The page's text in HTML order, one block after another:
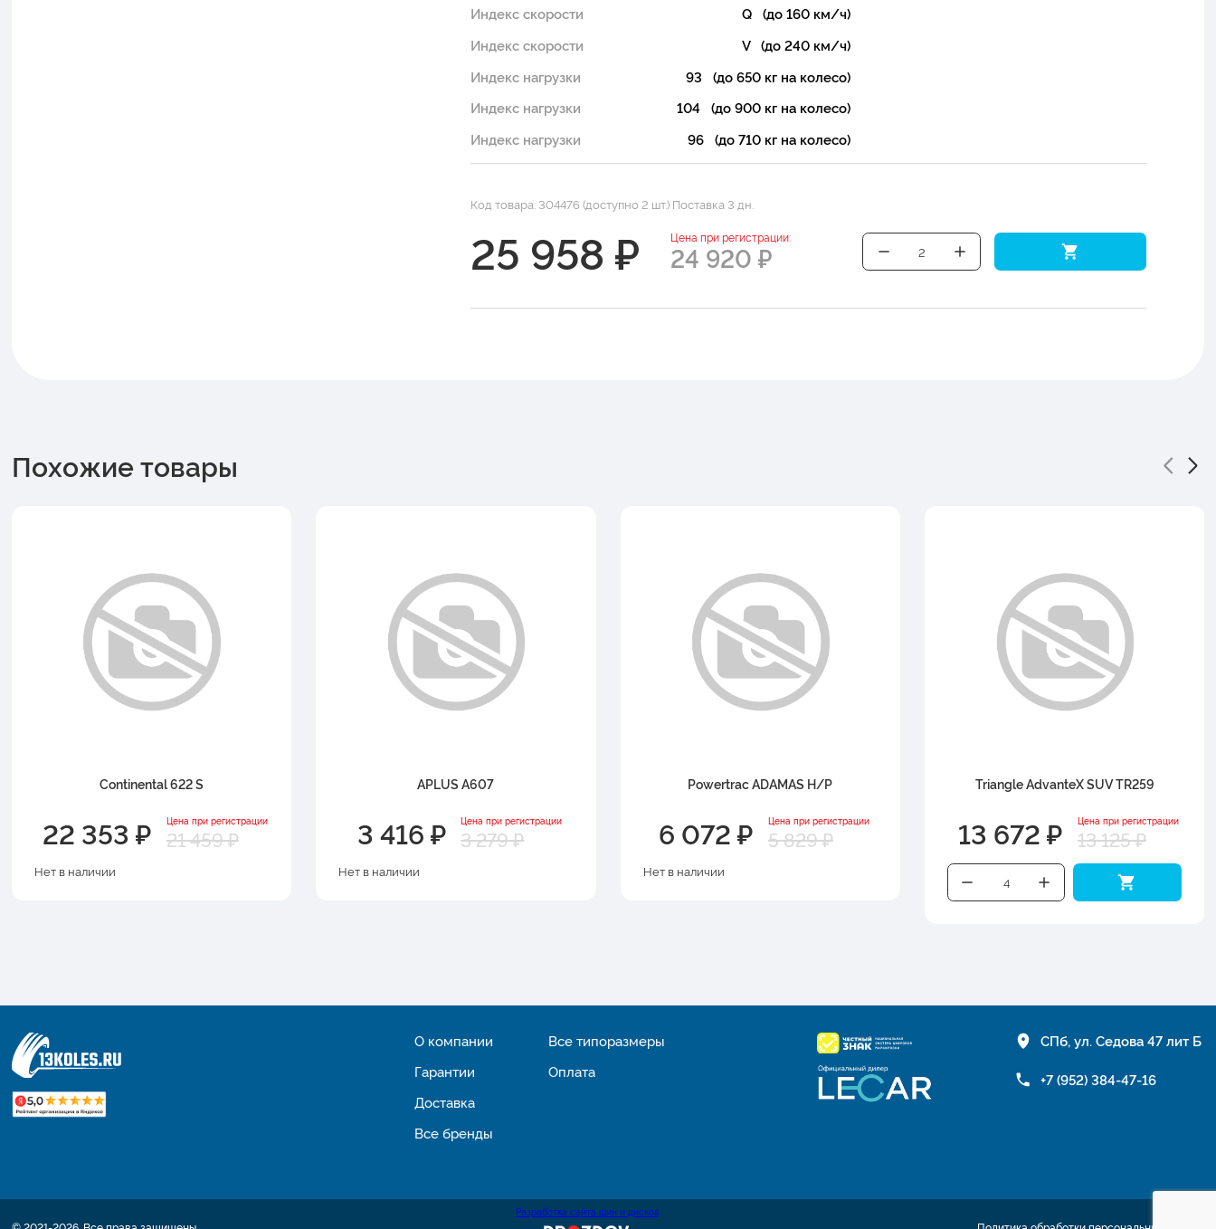
Индекс скорости
Q (до 160 км/ч)
Индекс скорости
V (до 240 км/ч)
Индекс нагрузки
93 (до 650 кг на колесо)
Индекс нагрузки
104 (до 900 кг на колесо)
Индекс нагрузки
96 (до 710 кг на колесо)
Код товара: 304476 (доступно 2 шт.) Поставка 3 дн.
25 958 ₽ Цена при регистрации:
24 920 ₽
Похожие товары
Continental 622 S
22 353 ₽ Цена при регистрации
21 459 ₽
Нет в наличии
APLUS A607
3 416 ₽ Цена при регистрации
3 279 ₽
Нет в наличии
Powertrac ADAMAS H/P
6 072 ₽ Цена при регистрации
5 829 ₽
Нет в наличии
Triangle AdvanteX SUV TR259
13 672 ₽ Цена при регистрации
13 125 ₽
О компании
Гарантии
Доставка
Все бренды
Все типоразмеры
Оплата
СПб, ул. Седова 47 лит Б
+7 (952) 384-47-16
Разработка сайта шин и дисков